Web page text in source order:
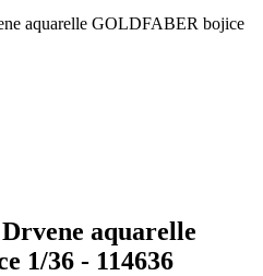
aquarelle GOLDFABER bojice
aquarelle
1/36 - 114636